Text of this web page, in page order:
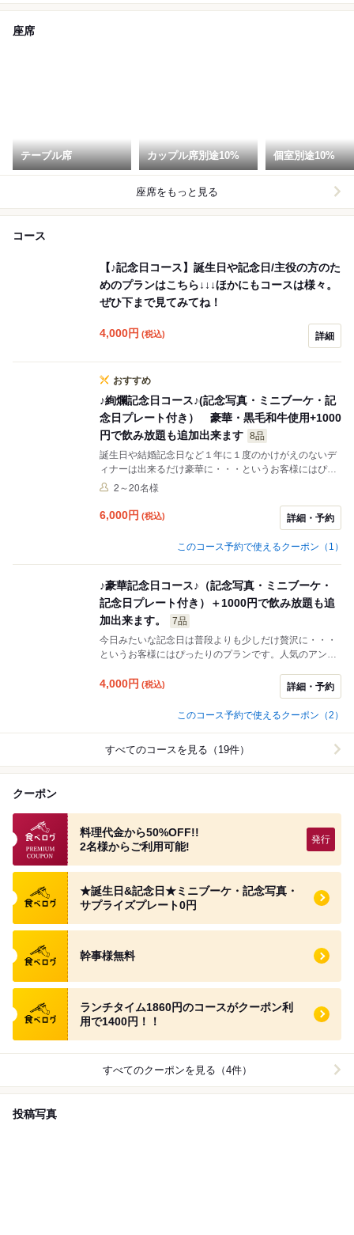
座席
テーブル席 カップル席別途10% 個室別途10%
座席をもっと見る
コース
【♪記念日コース】誕生日や記念日/主役の方のた
めのプランはこちら↓↓↓ほかにもコースは様々。
ぜひ下まで見てみてね！
4,000円 (税込) 詳細
おすすめ
♪絢爛記念日コース♪(記念写真・ミニブーケ・記
念日プレート付き） 豪華・黒毛和牛使用+1000
円で飲み放題も追加出来ます 8品
誕生日や結婚記念日など１年に１度のかけがえのないデ
ィナーは出来るだけ豪華に・・・というお客様にはぴっ
たりのコースです。「黒毛和牛のステーキ」や「香草チ
なしさせて頂きます。また最後にはお店からのプレゼン
トとして①記念日プレート（お好きなＢＧＭとご一緒
に）②ミニブーケ③記念写真（その場で現像してお渡し
致します）の３大特典をご用意しております。致せりつ
くせりな一日をお連れ様にプレゼントしてあげてくださ
い。
2～20名様
6,000円 (税込) 詳細・予約
このコース予約で使えるクーポン（1）
♪豪華記念日コース♪（記念写真・ミニブーケ・
記念日プレート付き）＋1000円で飲み放題も追
加出来ます。
7品
今日みたいな記念日は普段よりも少しだけ贅沢に・・・
というお客様にはぴったりのプランです。人気のアンガ
意☆また最後にはお店からのプレゼントとして①記念日
プレート（お好きなＢＧＭとご一緒に）②ミニブーケ③
記念写真（その場で現像してお渡し致します）の３大特
4,000円 (税込) 詳細・予約
このコース予約で使えるクーポン（2）
すべてのコースを見る（19件）
クーポン
食べログプレミアムクーポン
料理代金から50%OFF!!
2名様からご利用可能!
食べログ クーポン
★誕生日&記念日★ミニブーケ・記念写真・
サプライズプレート0円
食べログ クーポン
幹事様無料
食べログ クーポン
ランチタイム1860円のコースがクーポン利
用で1400円！！
すべてのクーポンを見る（4件）
投稿写真